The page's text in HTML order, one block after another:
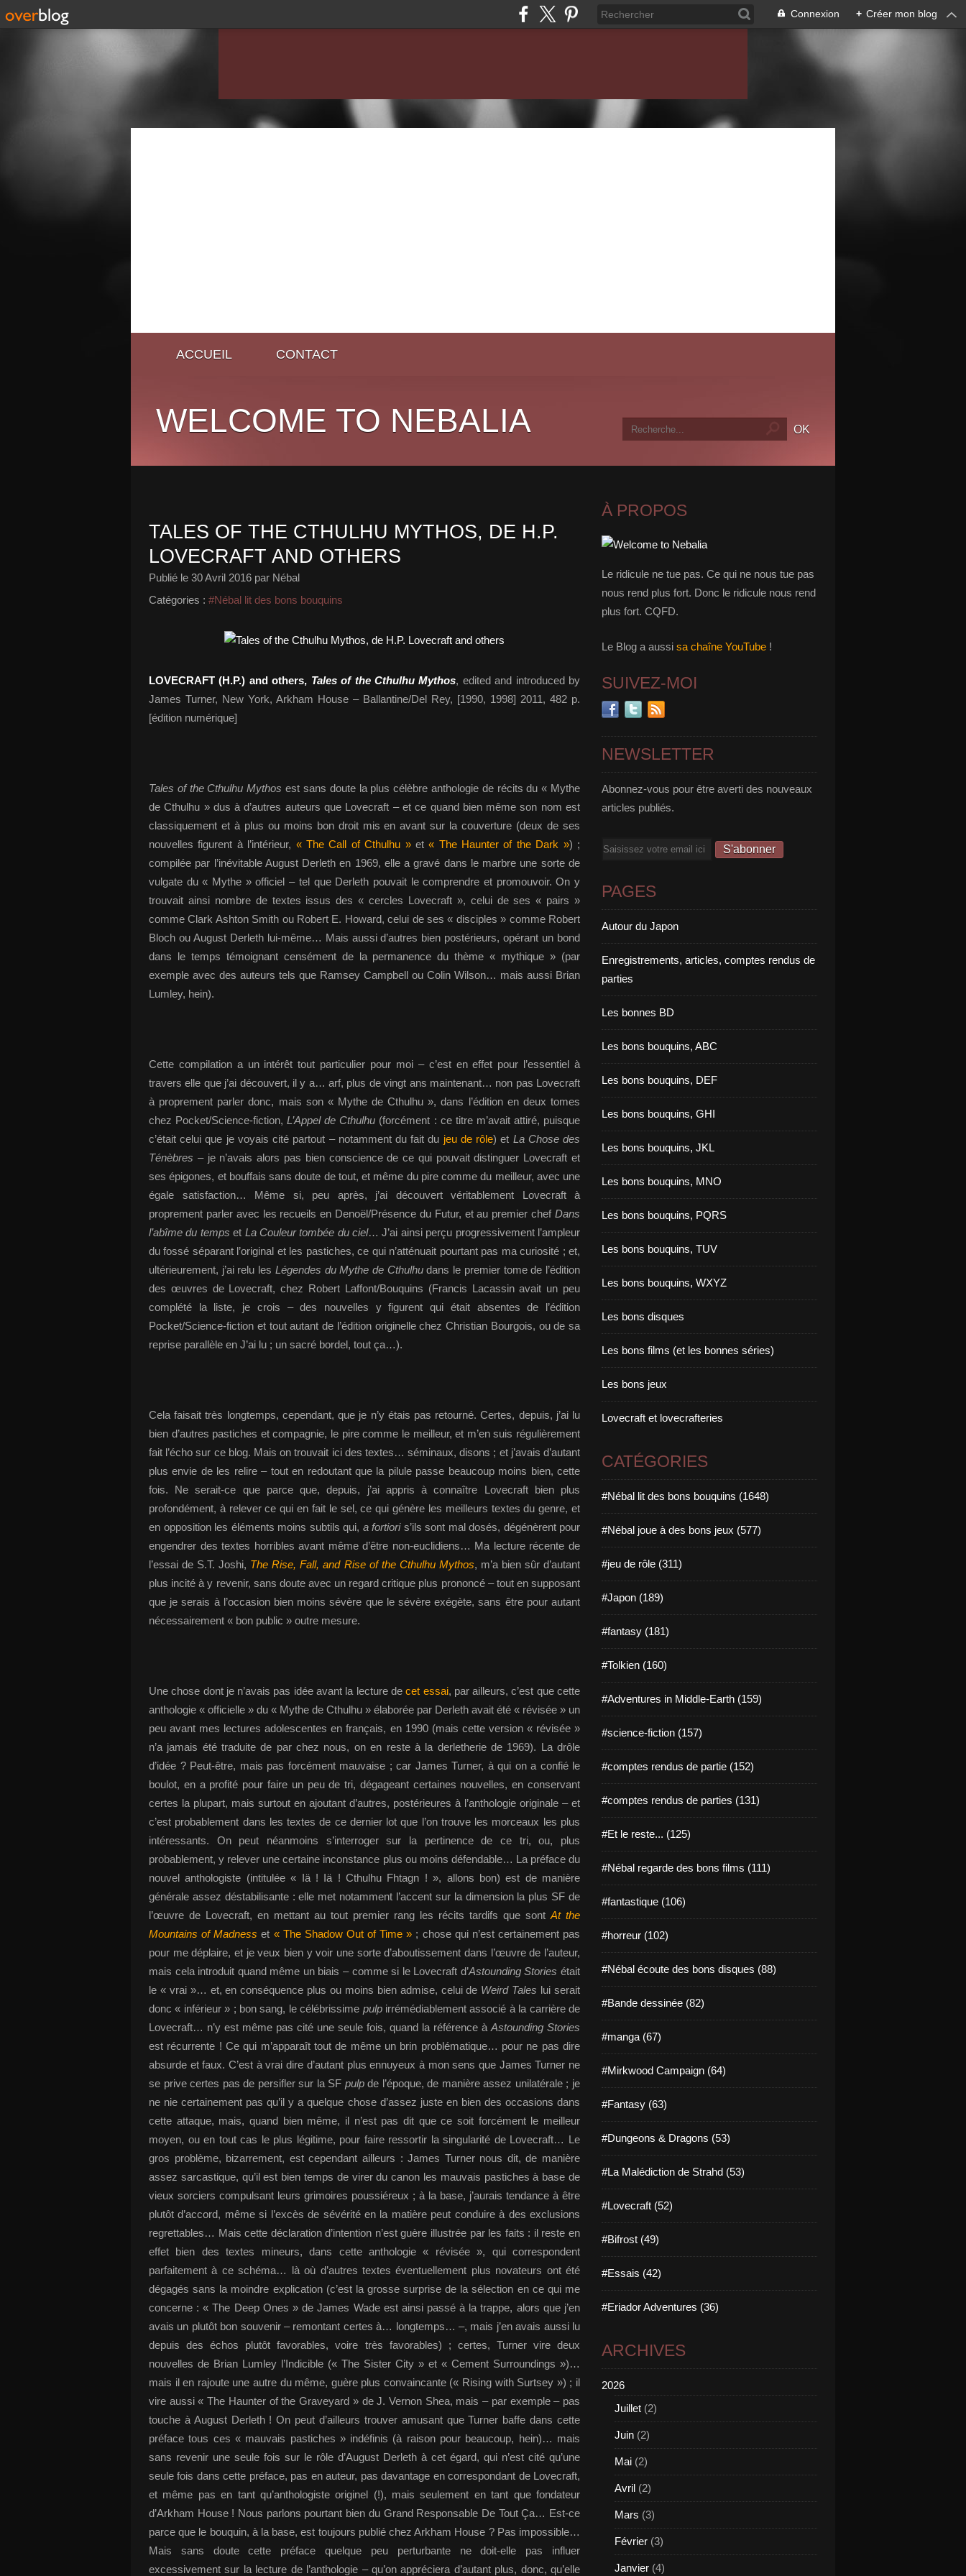
Connexion + Créer mon blog
ACCUEIL CONTACT
WELCOME TO NEBALIA
TALES OF THE CTHULHU MYTHOS, DE H.P.
LOVECRAFT AND OTHERS
Publié le 30 Avril 2016 par Nébal
Catégories : #Nébal lit des bons bouquins
LOVECRAFT (H.P.) and others, Tales of the Cthulhu Mythos, edited and introduced by
James Turner, New York, Arkham House – Ballantine/Del Rey, [1990, 1998] 2011, 482 p.
[édition numérique]
Tales of the Cthulhu Mythos est sans doute la plus célèbre anthologie de récits du « Mythe
de Cthulhu » dus à d’autres auteurs que Lovecraft – et ce quand bien même son nom est
classiquement et à plus ou moins bon droit mis en avant sur la couverture (deux de ses
nouvelles figurent à l’intérieur, « The Call of Cthulhu »et« The Haunter of the Dark ») ;
compilée par l’inévitable August Derleth en 1969, elle a gravé dans le marbre une sorte de
vulgate du « Mythe » officiel – tel que Derleth pouvait le comprendre et promouvoir. On y
trouvait ainsi nombre de textes issus des « cercles Lovecraft », celui de ses « pairs »
comme Clark Ashton Smith ou Robert E. Howard, celui de ses « disciples » comme Robert
Bloch ou August Derleth lui-même… Mais aussi d’autres bien postérieurs, opérant un bond
dans le temps témoignant censément de la permanence du thème « mythique » (par
exemple avec des auteurs tels que Ramsey Campbell ou Colin Wilson… mais aussi Brian
Lumley, hein).
Cette compilation a un intérêt tout particulier pour moi – c’est en effet pour l’essentiel à
travers elle que j’ai découvert, il y a… arf, plus de vingt ans maintenant… non pas Lovecraft
à proprement parler donc, mais son « Mythe de Cthulhu », dans l’édition en deux tomes
chez Pocket/Science-fiction,L’Appel de Cthulhu (forcément : ce titre m’avait attiré, puisque
c’était celui que je voyais cité partout – notamment du fait du jeu de rôle) et La Chose des
Ténèbres – je n’avais alors pas bien conscience de ce qui pouvait distinguer Lovecraft et
ses épigones, et bouffais sans doute de tout, et même du pire comme du meilleur, avec une
égale satisfaction… Même si, peu après, j’ai découvert véritablement Lovecraft à
proprement parler avec les recueils en Denoël/Présence du Futur, et au premier chef Dans
l’abîme du temps et La Couleur tombée du ciel… J’ai ainsi perçu progressivement l’ampleur
du fossé séparant l’original et les pastiches, ce qui n’atténuait pourtant pas ma curiosité ; et,
ultérieurement, j’ai relu les Légendes du Mythe de Cthulhudans le premier tome de l’édition
des œuvres de Lovecraft, chez Robert Laffont/Bouquins (Francis Lacassin avait un peu
complété la liste, je crois – des nouvelles y figurent qui était absentes de l’édition
Pocket/Science-fiction et tout autant de l’édition originelle chez Christian Bourgois, ou de sa
reprise parallèle en J’ai lu ; un sacré bordel, tout ça…).
Cela faisait très longtemps, cependant, que je n’y étais pas retourné. Certes, depuis, j’ai lu
bien d’autres pastiches et compagnie, le pire comme le meilleur, et m’en suis régulièrement
fait l’écho sur ce blog. Mais on trouvait ici des textes… séminaux, disons ; et j’avais d’autant
plus envie de les relire – tout en redoutant que la pilule passe beaucoup moins bien, cette
fois. Ne serait-ce que parce que, depuis, j’ai appris à connaître Lovecraft bien plus
profondément, à relever ce qui en fait le sel, ce qui génère les meilleurs textes du genre, et
en opposition les éléments moins subtils qui, a fortioris’ils sont mal dosés, dégénèrent pour
engendrer des textes horribles avant même d’être non-euclidiens… Ma lecture récente de
l’essai de S.T. Joshi, The Rise, Fall, and Rise of the Cthulhu Mythos, m’a bien sûr d’autant
plus incité à y revenir, sans doute avec un regard critique plus prononcé – tout en supposant
que je serais à l’occasion bien moins sévère que le sévère exégète, sans être pour autant
nécessairement « bon public » outre mesure.
Une chose dont je n’avais pas idée avant la lecture decet essai, par ailleurs, c’est que cette
anthologie « officielle » du « Mythe de Cthulhu » élaborée par Derleth avait été « révisée » un
peu avant mes lectures adolescentes en français, en 1990 (mais cette version « révisée »
n’a jamais été traduite de par chez nous, on en reste à la derletherie de 1969). La drôle
d’idée ? Peut-être, mais pas forcément mauvaise ; car James Turner, à qui on a confié le
boulot, en a profité pour faire un peu de tri, dégageant certaines nouvelles, en conservant
certes la plupart, mais surtout en ajoutant d’autres, postérieures à l’anthologie originale – et
c’est probablement dans les textes de ce dernier lot que l’on trouve les morceaux les plus
intéressants. On peut néanmoins s’interroger sur la pertinence de ce tri, ou, plus
probablement, y relever une certaine inconstance plus ou moins défendable… La préface du
nouvel anthologiste (intitulée « Iä ! Iä ! Cthulhu Fhtagn ! », allons bon) est de manière
générale assez déstabilisante : elle met notamment l’accent sur la dimension la plus SF de
l’œuvre de Lovecraft, en mettant au tout premier rang les récits tardifs que sont At the
Mountains of Madness et « The Shadow Out of Time » ; chose qui n’est certainement pas
pour me déplaire, et je veux bien y voir une sorte d’aboutissement dans l’œuvre de l’auteur,
mais cela introduit quand même un biais – comme si le Lovecraft d’Astounding Stories était
le « vrai »… et, en conséquence plus ou moins bien admise, celui de Weird Tales lui serait
donc « inférieur » ; bon sang, le célébrissime pulpirrémédiablement associé à la carrière de
Lovecraft… n’y est même pas cité une seule fois, quand la référence à Astounding Stories
est récurrente ! Ce qui m’apparaît tout de même un brin problématique… pour ne pas dire
absurde et faux. C’est à vrai dire d’autant plus ennuyeux à mon sens que James Turner ne
se prive certes pas de persifler sur la SF pulpde l’époque, de manière assez unilatérale ; je
ne nie certainement pas qu’il y a quelque chose d’assez juste en bien des occasions dans
cette attaque, mais, quand bien même, il n’est pas dit que ce soit forcément le meilleur
moyen, ou en tout cas le plus légitime, pour faire ressortir la singularité de Lovecraft… Le
gros problème, bizarrement, est cependant ailleurs : James Turner nous dit, de manière
assez sarcastique, qu’il est bien temps de virer du canon les mauvais pastiches à base de
vieux sorciers compulsant leurs grimoires poussiéreux ; à la base, j’aurais tendance à être
plutôt d’accord, même si l’excès de sévérité en la matière peut conduire à des exclusions
regrettables… Mais cette déclaration d’intention n’est guère illustrée par les faits : il reste en
effet bien des textes mineurs, dans cette anthologie « révisée », qui correspondent
parfaitement à ce schéma… là où d’autres textes éventuellement plus novateurs ont été
dégagés sans la moindre explication (c’est la grosse surprise de la sélection en ce qui me
concerne : « The Deep Ones » de James Wade est ainsi passé à la trappe, alors que j’en
avais un plutôt bon souvenir – remontant certes à… longtemps… –, mais j’en avais aussi lu
depuis des échos plutôt favorables, voire très favorables) ; certes, Turner vire deux
nouvelles de Brian Lumley l’Indicible (« The Sister City » et « Cement Surroundings »)…
mais il en rajoute une autre du même, guère plus convaincante (« Rising with Surtsey ») ; il
vire aussi « The Haunter of the Graveyard » de J. Vernon Shea, mais – par exemple – pas
touche à August Derleth ! On peut d’ailleurs trouver amusant que Turner baffe dans cette
préface tous ces « mauvais pastiches » indéfinis (à raison pour beaucoup, hein)… mais
sans revenir une seule fois sur le rôle d’August Derleth à cet égard, qui n’est cité qu’une
seule fois dans cette préface, pas en auteur, pas davantage en correspondant de Lovecraft,
et même pas en tant qu’anthologiste originel (!), mais seulement en tant que fondateur
d’Arkham House ! Nous parlons pourtant bien du Grand Responsable De Tout Ça… Est-ce
parce que le bouquin, à la base, est toujours publié chez Arkham House ? Pas impossible…
Mais sans doute cette préface quelque peu perturbante ne doit-elle pas influer
excessivement sur la lecture de l’anthologie – qu’on appréciera d’autant plus, donc, qu’elle
À PROPOS
Le ridicule ne tue pas. Ce qui ne nous tue pas
nous rend plus fort. Donc le ridicule nous rend
plus fort. CQFD.
Le Blog a aussi sa chaîne YouTube !
SUIVEZ-MOI
NEWSLETTER
Abonnez-vous pour être averti des nouveaux
articles publiés.
Email
PAGES
Autour du Japon
Enregistrements, articles, comptes rendus de
parties
Les bonnes BD
Les bons bouquins, ABC
Les bons bouquins, DEF
Les bons bouquins, GHI
Les bons bouquins, JKL
Les bons bouquins, MNO
Les bons bouquins, PQRS
Les bons bouquins, TUV
Les bons bouquins, WXYZ
Les bons disques
Les bons films (et les bonnes séries)
Les bons jeux
Lovecraft et lovecrafteries
CATÉGORIES
#Nébal lit des bons bouquins (1648)
#Nébal joue à des bons jeux (577)
#jeu de rôle (311)
#Japon (189)
#fantasy (181)
#Tolkien (160)
#Adventures in Middle-Earth (159)
#science-fiction (157)
#comptes rendus de partie (152)
#comptes rendus de parties (131)
#Et le reste... (125)
#Nébal regarde des bons films (111)
#fantastique (106)
#horreur (102)
#Nébal écoute des bons disques (88)
#Bande dessinée (82)
#manga (67)
#Mirkwood Campaign (64)
#Fantasy (63)
#Dungeons & Dragons (53)
#La Malédiction de Strahd (53)
#Lovecraft (52)
#Bifrost (49)
#Essais (42)
#Eriador Adventures (36)
ARCHIVES
2026
Juillet (2)
Juin (2)
Mai (2)
Avril (2)
Mars (3)
Février (3)
Janvier (4)